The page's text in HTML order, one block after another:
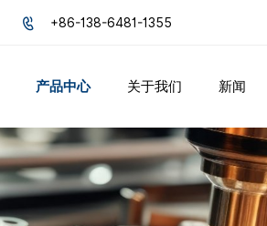
+86-138-6481-1355
产品中心 关于我们 新闻